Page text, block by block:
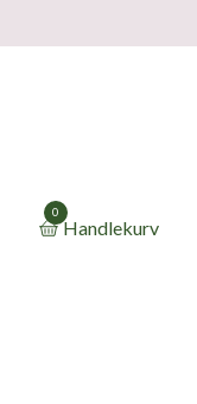
0
Handlekurv